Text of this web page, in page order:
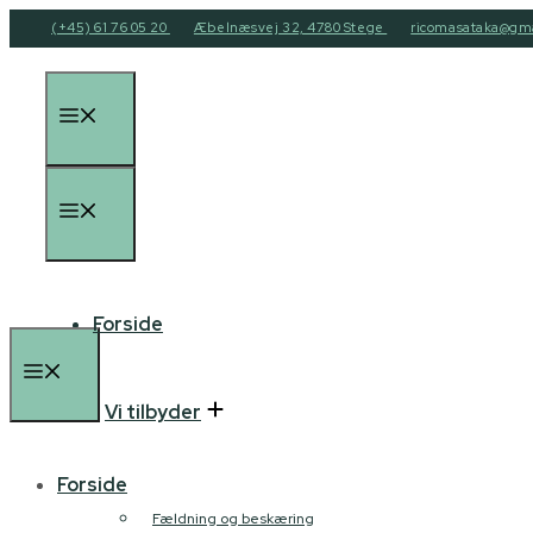
til
indhold
(+45) 61 76 05 20 Æbelnæsvej 32, 4780 Stege
Forside
Vi tilbyder
Fældning og beskæring
Forside